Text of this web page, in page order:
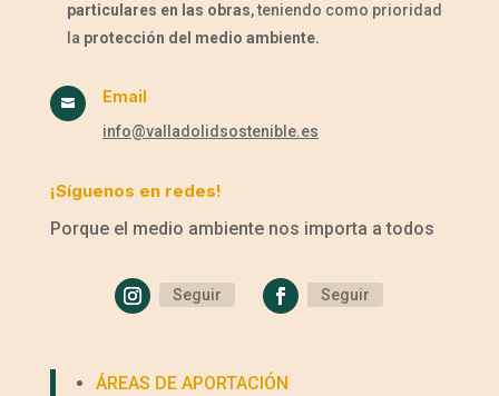
particulares en las obras, teniendo como prioridad
la protección del medio ambiente.
 Email
info@valladolidsostenible.es
¡Síguenos en redes!
Porque el medio ambiente nos importa a todos
Seguir Seguir
ÁREAS DE APORTACIÓN